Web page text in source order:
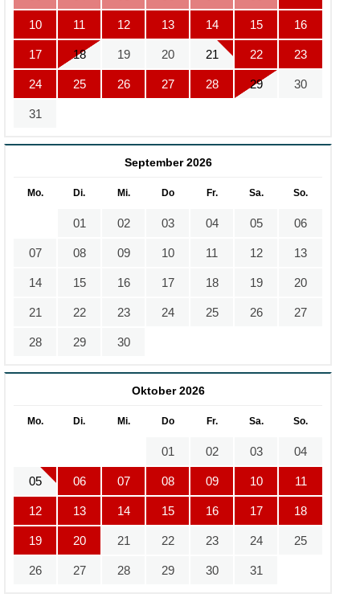
10 11 12 13 14 15 16
17 18 19 20 21 22 23
24 25 26 27 28 29 30
31
September 2026
Mo. Di. Mi. Do Fr. Sa. So.
01 02 03 04 05 06
07 08 09 10 11 12 13
14 15 16 17 18 19 20
21 22 23 24 25 26 27
28 29 30
Oktober 2026
Mo. Di. Mi. Do Fr. Sa. So.
01 02 03 04
05 06 07 08 09 10 11
12 13 14 15 16 17 18
19 20 21 22 23 24 25
26 27 28 29 30 31